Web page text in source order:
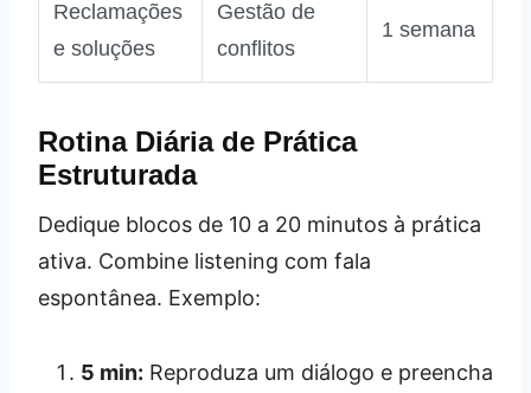
Reclamações
e soluções
Gestão de
conflitos
1 semana
Rotina Diária de Prática
Estruturada
Dedique blocos de 10 a 20 minutos à prática
ativa. Combine listening com fala
espontânea. Exemplo:
5 min: Reproduza um diálogo e preencha